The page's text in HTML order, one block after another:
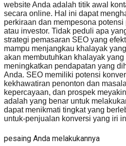
website Anda adalah titik awal
secara online. Hal ini dapat
perkiraan dan mempesona
atau investor. Tidak peduli apa
strategi pemasaran SEO yang
mampu menjangkau khalayak
akan membutuhkan khalayak
meningkatkan pendapatan yang
Anda. SEO memiliki potensi
kekhawatiran penonton dan
kepercayaan, dan prospek
adalah yang benar untuk
dapat menikmati tingkat yang
untuk-penjualan konversi yang iri
pesaing Anda melakukannya